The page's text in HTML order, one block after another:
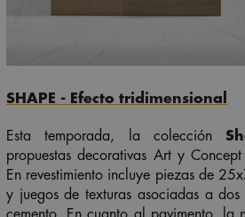
SHAPE - Efecto tridimensional
Esta temporada, la colección
propuestas decorativas ArtyConcept
En revestimiento incluye piezas de
y juegos de texturas asociadas a